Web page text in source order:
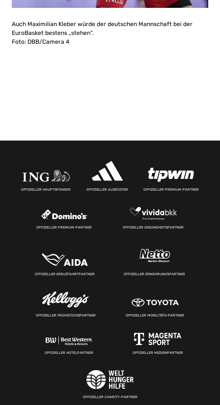
Auch Maximilian Kleber würde der deutschen Mannschaft bei der
EuroBasket bestens „stehen“.
Foto: DBB/Camera 4
OFFIZIELLER HAUPTSPONSOR OFFIZIELLER AUSRÜSTER OFFIZIELLER PREMIUM-PARTNER
OFFIZIELLER PREMIUM-PARTNER OFFIZIELLER GESUNDHEITSPARTNER
OFFIZIELLER KREUZFAHRTPARTNER OFFIZIELLER ERNÄHRUNGSPARTNER
OFFIZIELLER FRÜHSTÜCKSPARTNER OFFIZIELLER MOBILITÄTS-PARTNER
OFFIZIELLER HOTELPARTNER OFFIZIELLER MEDIENPARTNER
OFFIZIELLER CHARITY-PARTNER